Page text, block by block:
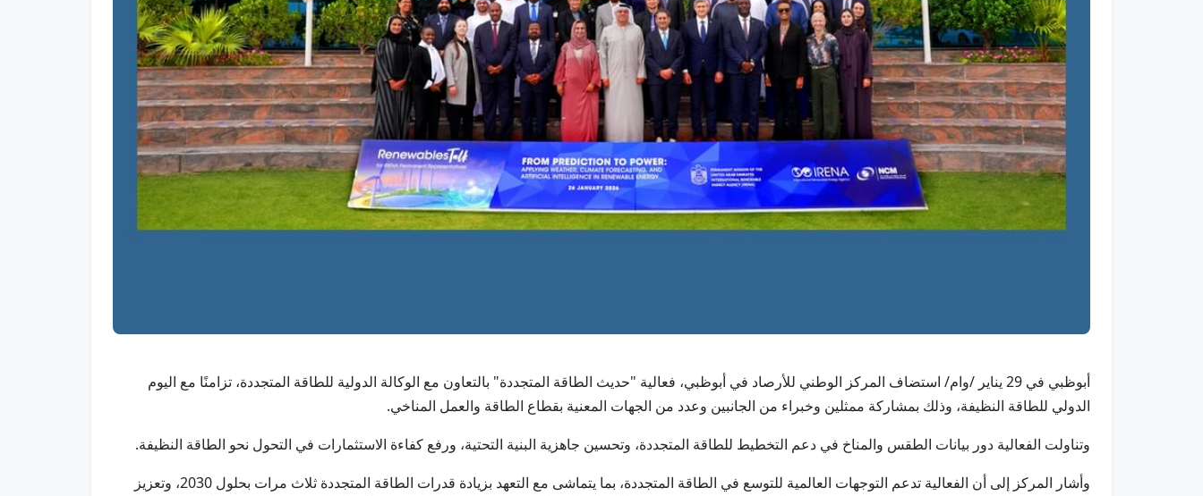
أبوظبي في 29 يناير /وام/ استضاف المركز الوطني للأرصاد في أبوظبي، فعالية "حديث الطاقة المتجددة" بالتعاون مع الوكالة الدولية للطاقة المتجددة، تزامنًا مع اليوم
الدولي للطاقة النظيفة، وذلك بمشاركة ممثلين وخبراء من الجانبين وعدد من الجهات المعنية بقطاع الطاقة والعمل المناخي.
وتناولت الفعالية دور بيانات الطقس والمناخ في دعم التخطيط للطاقة المتجددة، وتحسين جاهزية البنية التحتية، ورفع كفاءة الاستثمارات في التحول نحو الطاقة النظيفة.
وأشار المركز إلى أن الفعالية تدعم التوجهات العالمية للتوسع في الطاقة المتجددة، بما يتماشى مع التعهد بزيادة قدرات الطاقة المتجددة ثلاث مرات بحلول 2030، وتعزيز